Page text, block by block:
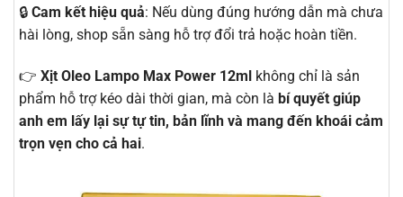
🔒 Cam kết hiệu quả: Nếu dùng đúng hướng dẫn mà chưa
hài lòng, shop sẵn sàng hỗ trợ đổi trả hoặc hoàn tiền.
👉 Xịt Oleo Lampo Max Power 12ml không chỉ là sản
phẩm hỗ trợ kéo dài thời gian, mà còn là bí quyết giúp
anh em lấy lại sự tự tin, bản lĩnh và mang đến khoái cảm
trọn vẹn cho cả hai.